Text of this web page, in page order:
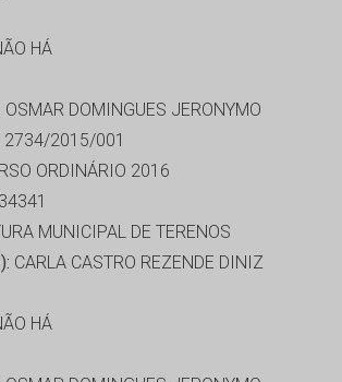
HÁ
OSMAR DOMINGUES JERONYMO
2015/001
ORDINÁRIO 2016
MUNICIPAL DE TERENOS
CARLA CASTRO REZENDE DINIZ
HÁ